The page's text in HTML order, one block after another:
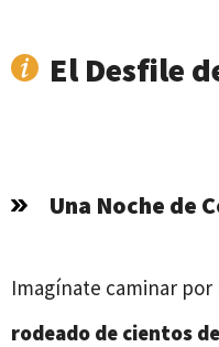
El Desfile
Una Noche de
Imagínate caminar por
rodeado de cientos